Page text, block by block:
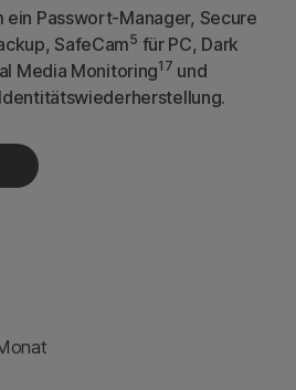
Passwort-Manager, Secure
SafeCam5 für PC, Dark
Media Monitoring17 und